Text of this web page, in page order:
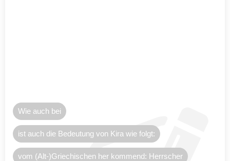
Wie auch bei
ist auch die Bedeutung von Kira wie folgt:
vom (Alt-)Griechischen her kommend: Herrscher